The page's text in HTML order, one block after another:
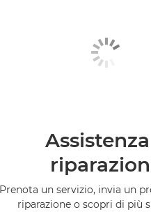
Prenota un servizio, invia un
riparazione o scopri di più